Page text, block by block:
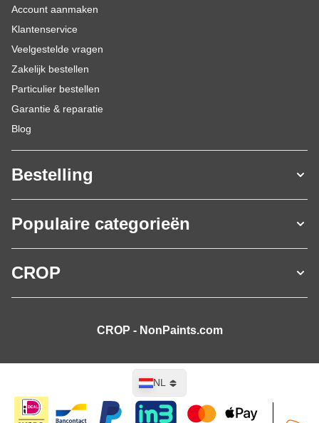
Account aanmaken
Klantenservice
Veelgestelde vragen
Zakelijk bestellen
Particulier bestellen
Garantie & reparatie
Blog
Bestelling
Populaire categorieën
CROP
CROP - NonPaints.com
Taal
NL